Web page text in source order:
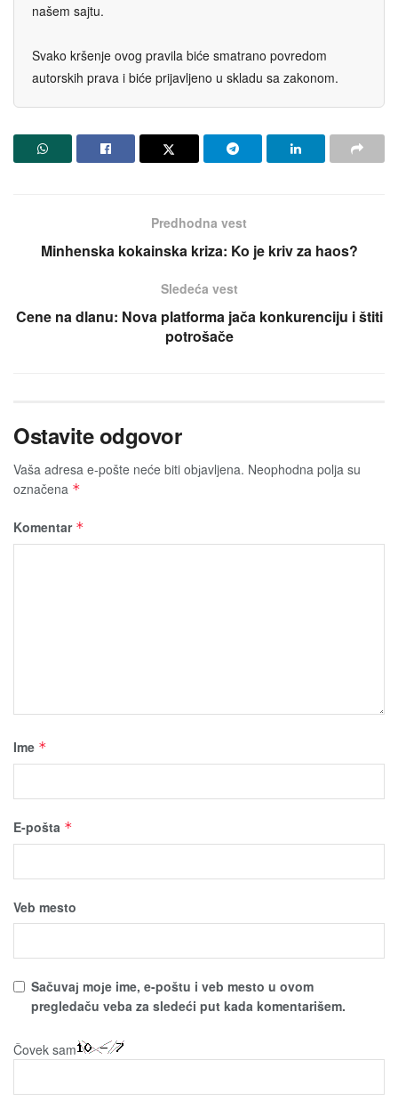
našem sajtu.
Svako kršenje ovog pravila biće smatrano povredom
autorskih prava i biće prijavljeno u skladu sa zakonom.
Predhodna vest
Minhenska kokainska kriza: Ko je kriv za haos?
Sledeća vest
Cene na dlanu: Nova platforma jača konkurenciju i štiti
potrošače
Ostavite odgovor
Vaša adresa e-pošte neće biti obјavljena. Neophodna polja su
označena *
Komentar *
Ime *
E-pošta *
Veb mesto
Sačuvaј moјe ime, e-poštu i veb mesto u ovom
pregledaču veba za sledeći put kada komentarišem.
Čovek sam